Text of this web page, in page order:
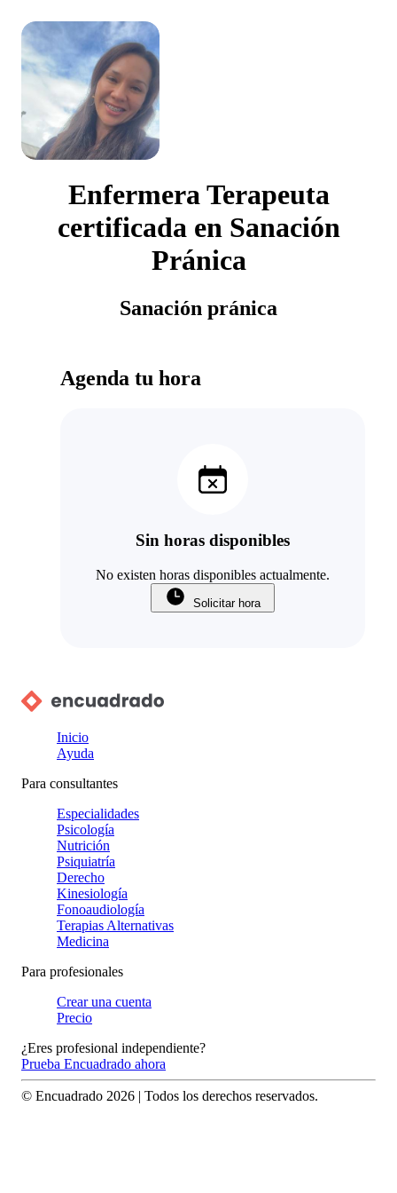
Enfermera Terapeuta
certificada en Sanación
Pránica
Sanación pránica
Agenda tu hora
Sin horas disponibles
No existen horas disponibles actualmente.
Solicitar hora
Inicio
Ayuda
Para consultantes
Especialidades
Psicología
Nutrición
Psiquiatría
Derecho
Kinesiología
Fonoaudiología
Terapias Alternativas
Medicina
Para profesionales
Crear una cuenta
Precio
¿Eres profesional independiente?
Prueba Encuadrado ahora
© Encuadrado 2026 | Todos los derechos reservados.